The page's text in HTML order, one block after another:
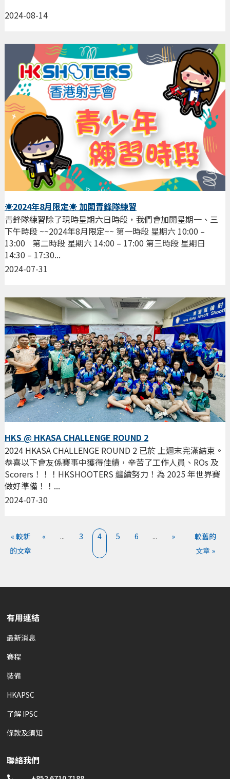
2024-08-14
☀️2024年8月限定☀️ 加開青鋒隊練習
2024-07-31
青鋒隊練習除了現時星期六日時段，我們會加開星期一、三
下午時段 ~~2024年8月限定~~ 第一時段 星期六 10:00 –
13:00 第二時段 星期六 14:00 – 17:00 第三時段 星期日
14:30 – 17:30...
HKS @ HKASA CHALLENGE ROUND 2
2024-07-30
2024 HKASA CHALLENGE ROUND 2 已於 上週末完滿結束。
恭喜以下會友係賽事中獲得佳績，辛苦了工作人員、ROs 及
Scorers！！！HKSHOOTERS 繼續努力！為 2025 年世界賽
做好準備！！...
« 較新
的文章
« ... 3 4 5 6 ... »
較舊的
文章 »
有用連結
最新消息
賽程
裝備
HKAPSC
了解 IPSC
條款及須知
聯絡我們